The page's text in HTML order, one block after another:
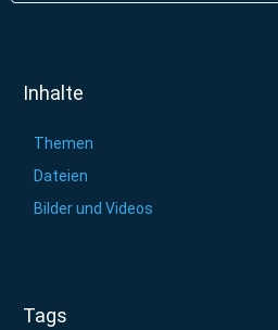
Inhalte
Themen
Dateien
Bilder und Videos
Tags